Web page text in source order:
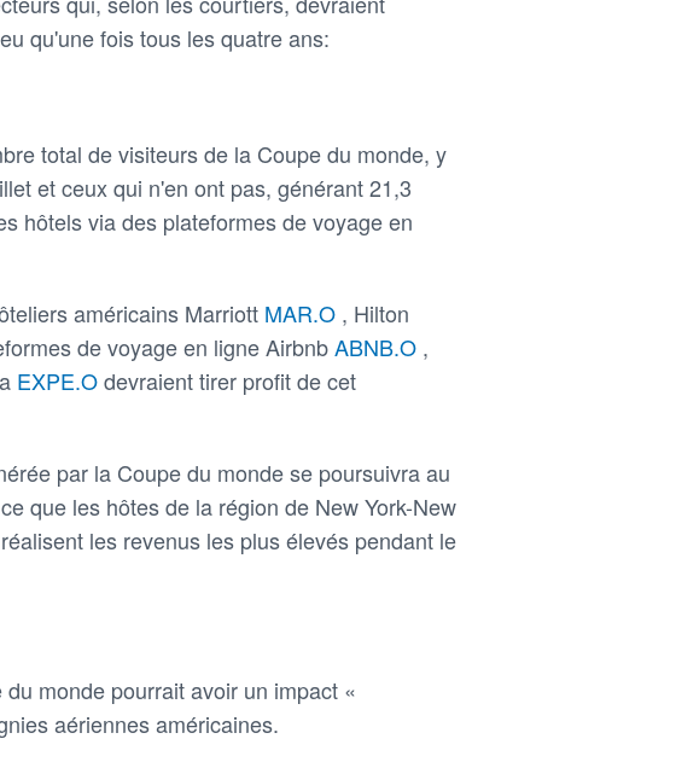
qu'une fois tous les quatre ans:
total de visiteurs de la Coupe du monde, y
et ceux qui n'en ont pas, générant 21,3
hôtels via des plateformes de voyage en
américains Marriott MAR.O , Hilton
de voyage en ligne AirbnbABNB.O ,
EXPE.Odevraient tirer profit de cet
par la Coupe du monde se poursuivra au
que les hôtes de la région de New York-New
les revenus les plus élevés pendant le
monde pourrait avoir un impact «
aériennes américaines.